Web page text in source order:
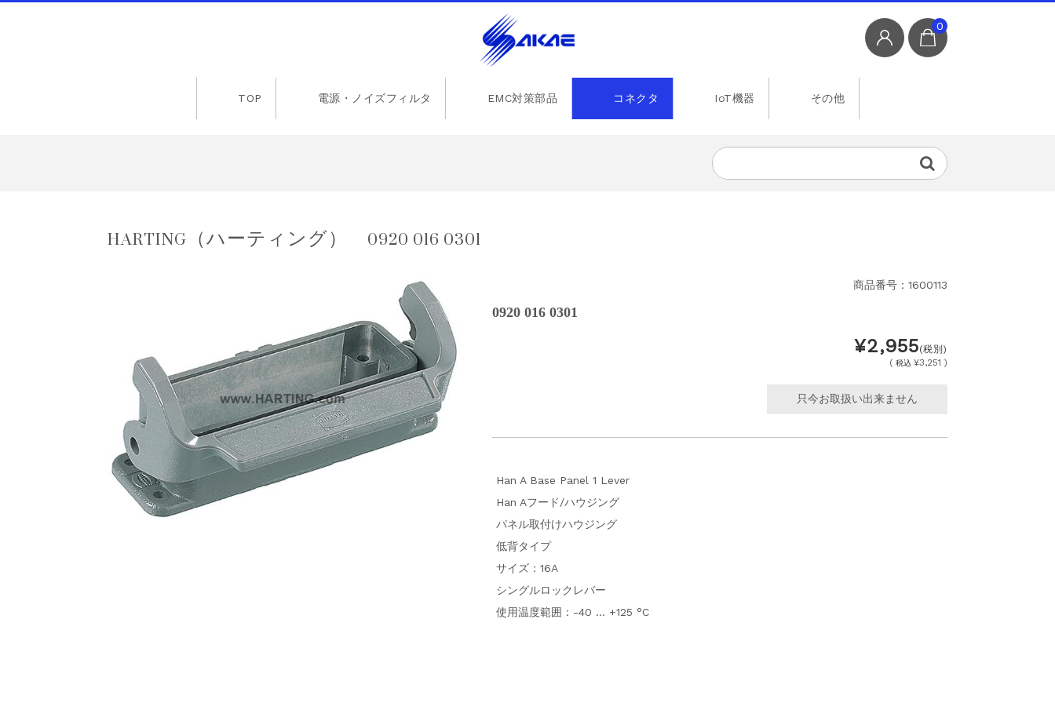
0
TOP 電源・ノイズフィルタ EMC対策部品 コネクタ IoT機器 その他
HARTING（ハーティング） 0920 016 0301
商品番号：1600113
0920 016 0301
¥2,955(税別)
( 税込 ¥3,251 )
只今お取扱い出来ません
Han A Base Panel 1 Lever
Han Aフード/ハウジング
パネル取付けハウジング
低背タイプ
サイズ：16A
シングルロックレバー
使用温度範囲：-40 … +125 °C